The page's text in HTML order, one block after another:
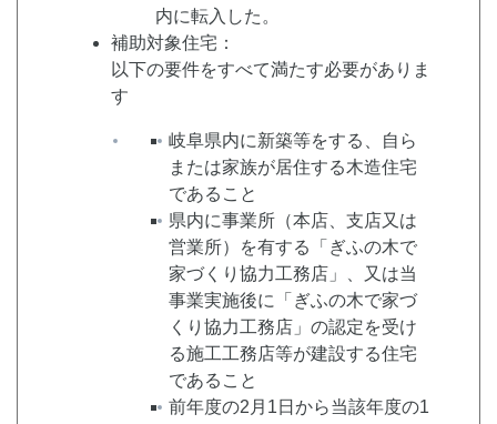
内に転入した。
補助対象住宅：
以下の要件をすべて満たす必要がありま
す
岐阜県内に新築等をする、自ら
または家族が居住する木造住宅
であること
県内に事業所（本店、支店又は
営業所）を有する「ぎふの木で
家づくり協力工務店」、又は当
事業実施後に「ぎふの木で家づ
くり協力工務店」の認定を受け
る施工工務店等が建設する住宅
であること
前年度の2月1日から当該年度の1